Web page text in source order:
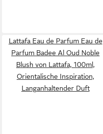
Lattafa Eau de Parfum Eau de
Parfum Badee Al Oud Noble
Blush von Lattafa, 100ml,
Orientalische Inspiration,
Langanhaltender Duft